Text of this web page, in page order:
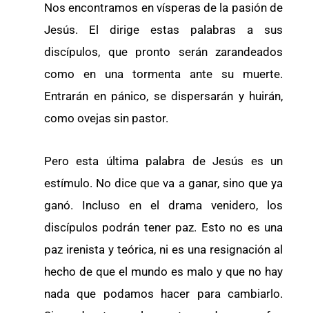
Nos encontramos en vísperas de la pasión de
Jesús. El dirige estas palabras a sus
discípulos, que pronto serán zarandeados
como en una tormenta ante su muerte.
Entrarán en pánico, se dispersarán y huirán,
como ovejas sin pastor.
Pero esta última palabra de Jesús es un
estímulo. No dice que va a ganar, sino que ya
ganó. Incluso en el drama venidero, los
discípulos podrán tener paz. Esto no es una
paz irenista y teórica, ni es una resignación al
hecho de que el mundo es malo y que no hay
nada que podamos hacer para cambiarlo.